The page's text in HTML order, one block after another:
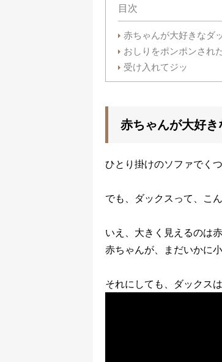
目次
赤ちゃんが大好きなダ
おしりをポンポンされ
受け入れてジッ
赤ちゃんが大好き
ひとり掛けのソファでく
でも、ダックスって、こ
いえ、大きく見えるのは
赤ちゃんが、まだいかに
それにしても、ダックス